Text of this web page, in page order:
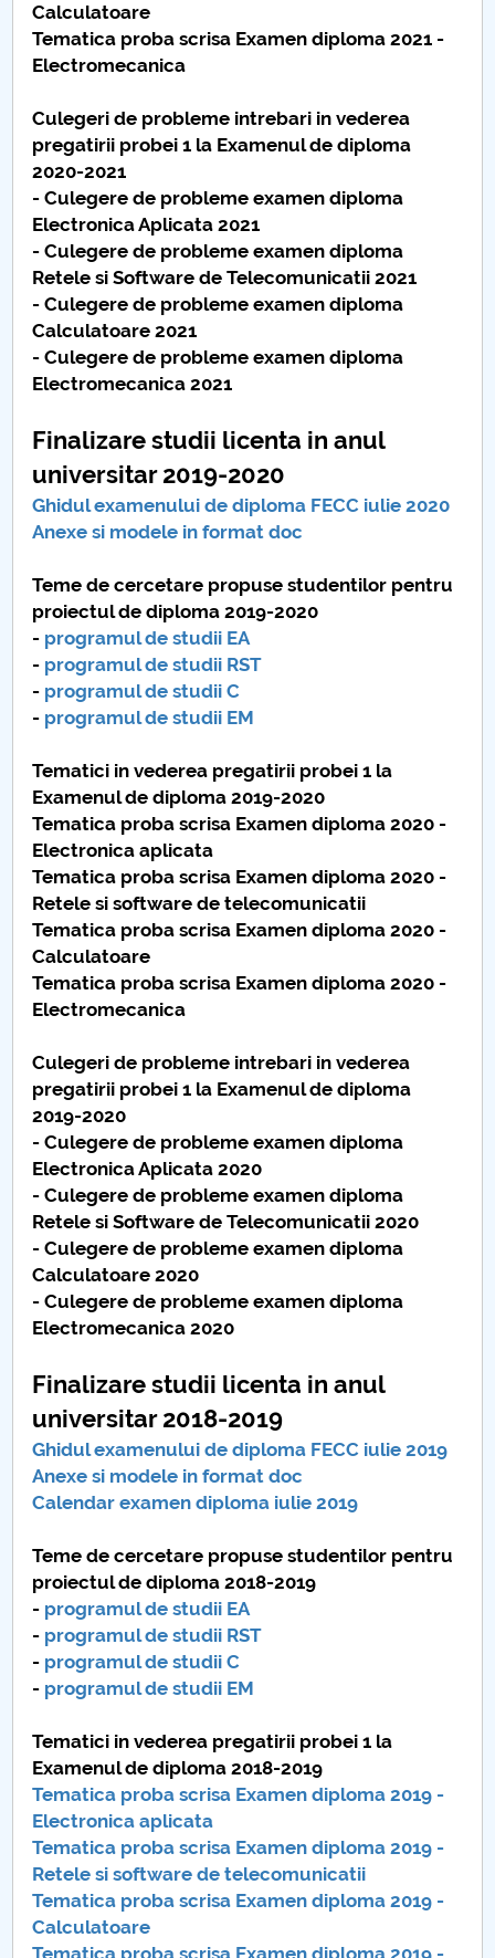
Calculatoare
Tematica proba scrisa Examen diploma 2021 -
Electromecanica
Culegeri de probleme intrebari in vederea
pregatirii probei 1 la Examenul de diploma
2020-2021
- Culegere de probleme examen diploma
Electronica Aplicata 2021
- Culegere de probleme examen diploma
Retele si Software de Telecomunicatii 2021
- Culegere de probleme examen diploma
Calculatoare 2021
- Culegere de probleme examen diploma
Electromecanica 2021
Finalizare studii licenta in anul
universitar 2019-2020
Ghidul examenului de diploma FECC iulie 2020
Anexe si modele in format doc
Teme de cercetare propuse studentilor pentru
proiectul de diploma 2019-2020
- programul de studii EA
- programul de studii RST
- programul de studii C
- programul de studii EM
Tematici in vederea pregatirii probei 1 la
Examenul de diploma 2019-2020
Tematica proba scrisa Examen diploma 2020 -
Electronica aplicata
Tematica proba scrisa Examen diploma 2020 -
Retele si software de telecomunicatii
Tematica proba scrisa Examen diploma 2020 -
Calculatoare
Tematica proba scrisa Examen diploma 2020 -
Electromecanica
Culegeri de probleme intrebari in vederea
pregatirii probei 1 la Examenul de diploma
2019-2020
- Culegere de probleme examen diploma
Electronica Aplicata 2020
- Culegere de probleme examen diploma
Retele si Software de Telecomunicatii 2020
- Culegere de probleme examen diploma
Calculatoare 2020
- Culegere de probleme examen diploma
Electromecanica 2020
Finalizare studii licenta in anul
universitar 2018-2019
Ghidul examenului de diploma FECC iulie 2019
Anexe si modele in format doc
Calendar examen diploma iulie 2019
Teme de cercetare propuse studentilor pentru
proiectul de diploma 2018-2019
- programul de studii EA
- programul de studii RST
- programul de studii C
- programul de studii EM
Tematici in vederea pregatirii probei 1 la
Examenul de diploma 2018-2019
Tematica proba scrisa Examen diploma 2019 -
Electronica aplicata
Tematica proba scrisa Examen diploma 2019 -
Retele si software de telecomunicatii
Tematica proba scrisa Examen diploma 2019 -
Calculatoare
Tematica proba scrisa Examen diploma 2019 -